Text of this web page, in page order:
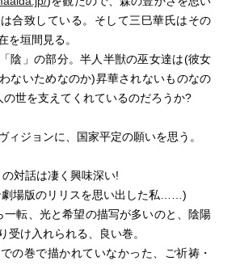
合致している。そして三巳華氏はその
を垣間見る。
陰」の部分。半人半獣の巫女達は(彼女
ないためなのか)昇華されないものなの
の世を支えてくれているのだろうか?
ィジョンに、国家平定の願いを思う。
の対話は凄く興味深い!
劇場版のリリスを思い出した私……)
一転、光と希望の描写が多いのと、陰陽
受け入れられる、良い巻。
の巻で描かれていなかった、ご祈祷・